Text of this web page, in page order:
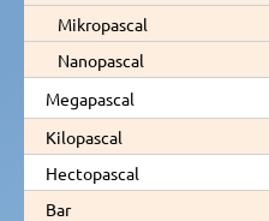
Mikropascal
Nanopascal
Megapascal
Kilopascal
Hectopascal
Bar